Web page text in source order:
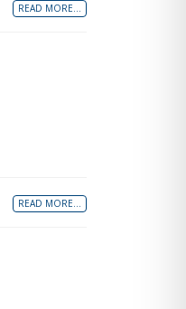
READ MORE...
READ MORE...